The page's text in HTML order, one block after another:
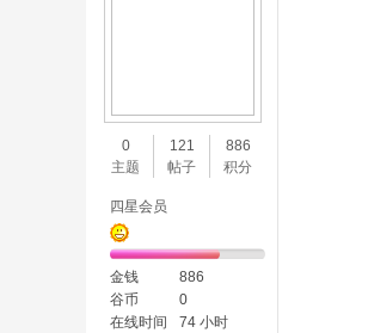
0
主题
121
帖子
886
积分
四星会员
金钱
886
谷币
0
在线时间
74 小时